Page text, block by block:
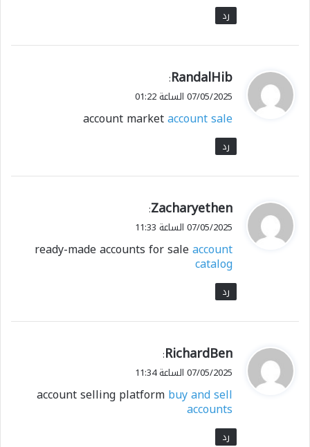
رد
ي
ق
ل
RandalHib
:
07/05/2025 الساعة 01:22
account marketaccount sale
رد
ي
ق
ل
Zacharyethen
:
07/05/2025 الساعة 11:33
ready-made accounts for saleaccount
catalog
رد
ي
ق
ل
RichardBen
:
07/05/2025 الساعة 11:34
account selling platformbuy and sell
accounts
رد